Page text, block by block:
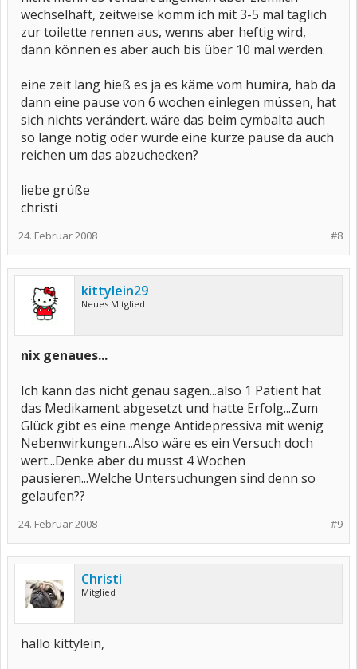
wechselhaft, zeitweise komm ich mit 3-5 mal täglich
zur toilette rennen aus, wenns aber heftig wird,
dann können es aber auch bis über 10 mal werden.
eine zeit lang hieß es ja es käme vom humira, hab da
dann eine pause von 6 wochen einlegen müssen, hat
sich nichts verändert. wäre das beim cymbalta auch
so lange nötig oder würde eine kurze pause da auch
reichen um das abzuchecken?
liebe grüße
christi
#8
24. Februar 2008
kittylein29
Neues Mitglied
nix genaues...
Ich kann das nicht genau sagen...also 1 Patient hat
das Medikament abgesetzt und hatte Erfolg...Zum
Glück gibt es eine menge Antidepressiva mit wenig
Nebenwirkungen...Also wäre es ein Versuch doch
wert...Denke aber du musst 4 Wochen
pausieren...Welche Untersuchungen sind denn so
gelaufen??
#9
24. Februar 2008
Christi
Mitglied
hallo kittylein,